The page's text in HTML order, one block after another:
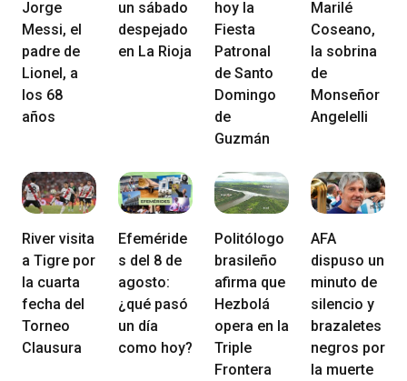
Jorge
Messi, el
padre de
Lionel, a
los 68
años
un sábado
despejado
en La Rioja
hoy la
Fiesta
Patronal
de Santo
Domingo
de
Guzmán
Marilé
Coseano,
la sobrina
de
Monseñor
Angelelli
River visita
a Tigre por
la cuarta
fecha del
Torneo
Clausura
Efeméride
s del 8 de
agosto:
¿qué pasó
un día
como hoy?
Politólogo
brasileño
afirma que
Hezbolá
opera en la
Triple
Frontera
AFA
dispuso un
minuto de
silencio y
brazaletes
negros por
la muerte